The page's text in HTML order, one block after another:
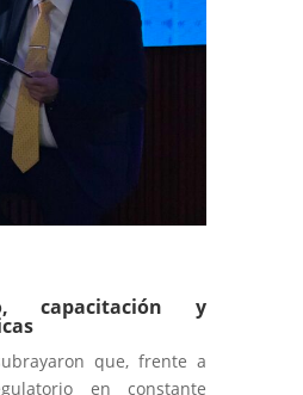
capacitación y
que, frente a
en constante